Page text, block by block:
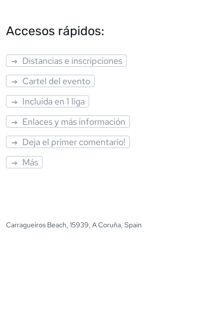
Accesos rápidos:
Distancias e inscripciones
Cartel del evento
Incluida en 1 liga
Enlaces y más información
Deja el primer comentario!
Más
Carragueiros Beach, 15939, A Coruña, Spain